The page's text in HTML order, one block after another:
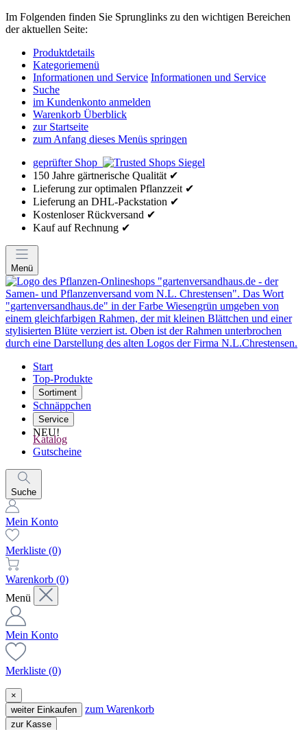
Im Folgenden finden Sie Sprunglinks zu den wichtigen Bereichen
der aktuellen Seite:
Produktdetails
Kategoriemenü
Informationen und Service Informationen und Service
Suche
im Kundenkonto anmelden
Warenkorb Überblick
zur Startseite
zum Anfang dieses Menüs springen
geprüfter Shop
150 Jahre gärtnerische Qualität ✔
Lieferung zur optimalen Pflanzzeit ✔
Lieferung an DHL-Packstation ✔
Kostenloser Rückversand ✔
Kauf auf Rechnung ✔
Menü
Start
Top-Produkte
Sortiment
Schnäppchen
Service
NEU!
Katalog
Gutscheine
Suche
Mein Konto
Merkliste (0)
Warenkorb (0)
Menü
Mein Konto
Merkliste (0)
×
weiter Einkaufen
zum Warenkorb
zur Kasse